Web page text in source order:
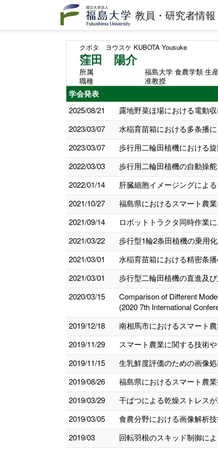
教員・研究者情報
クボタ ヨウスケ KUBOTA Yousuke
窪田 陽介
所属
福島大学 食農学類 生
職種
准教授
学会発表
2025/08/21
露地野菜ほ場における電動
2023/03/07
水稲育苗箱における多条播
2023/03/07
歩行用二輪田植機における
2022/03/03
歩行用二輪田植機の自動操
2022/01/14
肝臓細胞イメージングによ
2021/10/27
福島県におけるスマート農
2021/09/14
ロボットトラクタ同時作業
2021/03/22
歩行型1輪2条田植機の乗用
2021/03/01
水稲育苗箱における精密条
2021/03/01
歩行型二輪田植機の直進及
2020/03/15
Comparison of Different
(2020 7th International
2019/12/18
南相馬市におけるスマート
2019/11/29
スマート農業に関する技術
2019/11/15
生乳鮮度評価のための画像
2019/08/26
福島県におけるスマート農
2019/03/29
干ばつによる乾燥ストレス
2019/03/05
食農分野における画像解析
2019/03
回転羽根のスキッド制御に